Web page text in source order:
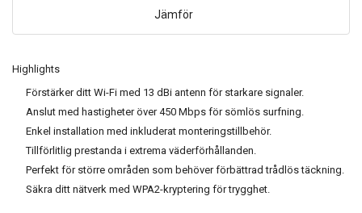
Highlights
Förstärker ditt Wi-Fi med 13 dBi antenn för starkare signaler.
Anslut med hastigheter över 450 Mbps för sömlös surfning.
Enkel installation med inkluderat monteringstillbehör.
Tillförlitlig prestanda i extrema väderförhållanden.
Perfekt för större områden som behöver förbättrad trådlös täckning.
Säkra ditt nätverk med WPA2-kryptering för trygghet.
Jämför